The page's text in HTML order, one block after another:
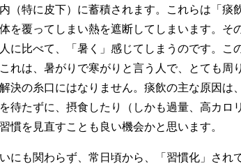
（特に皮下）に蓄積されます。これらは「
を覆ってしまい熱を遮断してしまいます。
比べて、「暑く」感じてしまうのです。
れは、暑がりで寒がりと言う人で、とても
の糸口にはなりません。痰飲の主な原因は
待たずに、摂食したり（しかも過量、高カ
慣を見直すことも良い機会かと思います。
も関わらず、常日頃から、「習慣化」さ